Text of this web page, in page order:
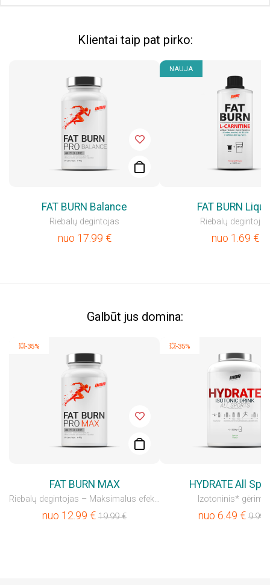
Klientai taip pat pirko:
FAT BURN Balance
Riebalų degintojas
nuo 17.99 €
NAUJA
FAT BURN
Riebalų degintojas
nuo 1.69 €
Galbūt jus domina:
💥-35%
FAT BURN MAX
Riebalų degintojas – Maksimalus efektas
nuo 12.99 € 19.99€
💥-35%
HYDRATE All
Izotoninis*
nuo 6.49 € 9.99